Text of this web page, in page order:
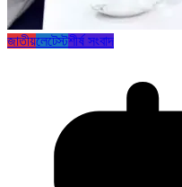
জাতীয়লেটেস্টশীর্ষ সংবাদ